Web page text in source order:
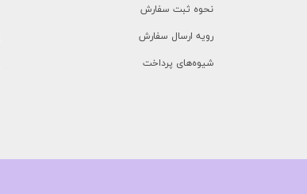
نحوه ثبت سفارش
رویه ارسال سفارش
شیوه‌های پرداخت